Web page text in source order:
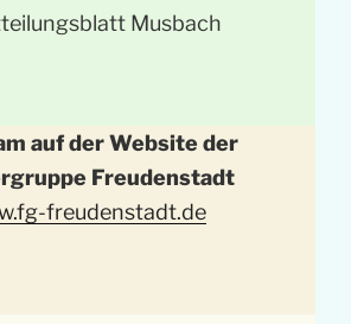
auf der Website der
Freudenstadt
freudenstadt.de